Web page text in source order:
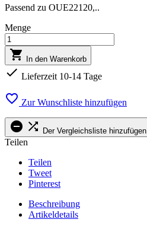
Passend zu OUE22120,..
Menge
 In den Warenkorb
 Lieferzeit 10-14 Tage
 Zur Wunschliste hinzufügen
  Der Vergleichsliste hinzufügen
Teilen
Teilen
Tweet
Pinterest
Beschreibung
Artikeldetails